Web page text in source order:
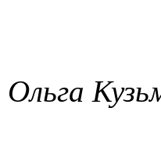
Ольга